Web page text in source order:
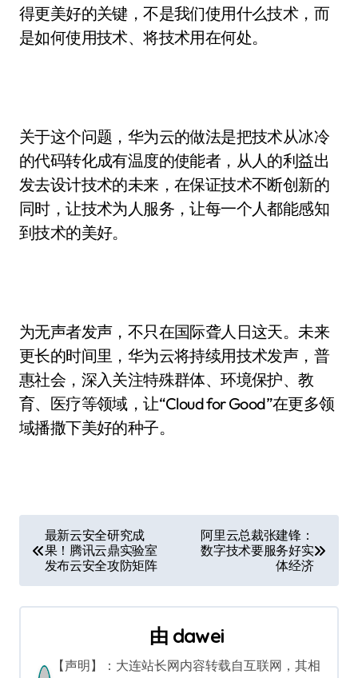
得更美好的关键，不是我们使用什么技术，而
是如何使用技术、将技术用在何处。
关于这个问题，华为云的做法是把技术从冰冷
的代码转化成有温度的使能者，从人的利益出
发去设计技术的未来，在保证技术不断创新的
同时，让技术为人服务，让每一个人都能感知
到技术的美好。
为无声者发声，不只在国际聋人日这天。未来
更长的时间里，华为云将持续用技术发声，普
惠社会，深入关注特殊群体、环境保护、教
育、医疗等领域，让“Cloud for Good”在更多领
域播撒下美好的种子。
章
导
最新云安全研究成
果！腾讯云鼎实验室
发布云安全攻防矩阵
阿里云总裁张建锋：
数字技术要服务好实
体经济
由 dawei
【声明】：大连站长网内容转载自互联网，其相